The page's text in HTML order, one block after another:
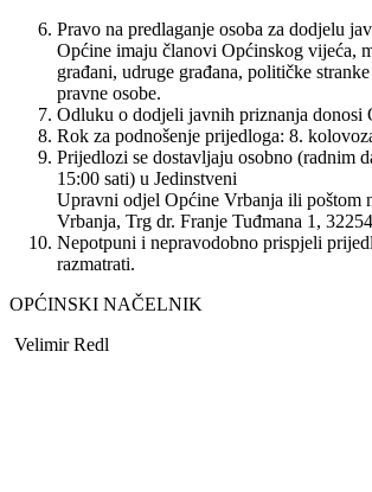
Pravo na predlaganje osoba za dodjelu
Općine imaju članovi Općinskog vijeća,
građani, udruge građana, političke
pravne osobe.
Odluku o dodjeli javnih priznanja donosi
Rok za podnošenje prijedloga: 8.
Prijedlozi se dostavljaju osobno (radnim
15:00 sati) u Jedinstveni
Upravni odjel Općine Vrbanja ili poštom
Vrbanja, Trg dr. Franje Tuđmana 1,
Nepotpuni i nepravodobno prispjeli
razmatrati.
OPĆINSKI NAČELNIK
Velimir Redl